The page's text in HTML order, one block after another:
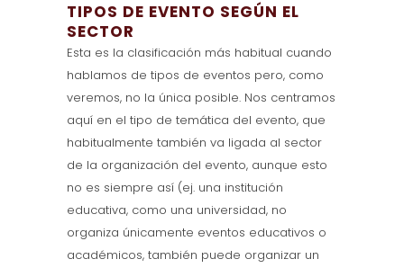
TIPOS DE EVENTO SEGÚN EL
SECTOR
Esta es la clasificación más habitual cuando
hablamos de tipos de eventos pero, como
veremos, no la única posible. Nos centramos
aquí en el tipo de temática del evento, que
habitualmente también va ligada al sector
de la organización del evento, aunque esto
no es siempre así (ej. una institución
educativa, como una universidad, no
organiza únicamente eventos educativos o
académicos, también puede organizar un